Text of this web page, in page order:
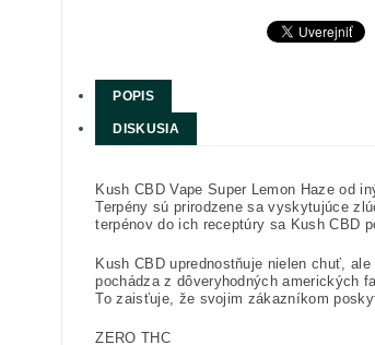
POPIS
DISKUSIA
Kush CBD Vape Super Lemon Haze od
Terpény sú prirodzene sa vyskytujúce
terpénov do ich receptúry sa Kush CBD
Kush CBD uprednostňuje nielen chuť,
pochádza z dôveryhodných amerických
To zaisťuje, že svojim zákazníkom
ZERO THC